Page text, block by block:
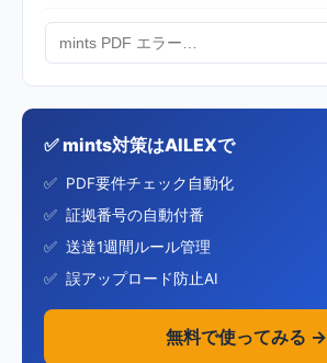
✅ mints対策はAILEXで
PDF要件チェック自動化
証拠番号の自動付番
送達1週間ルール管理
誤アップロード防止AI
無料で使ってみる →